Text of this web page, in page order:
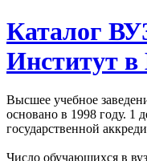
Каталог
Институт
Высшее учебное
основано в 1998 году. 1
государственной
Число обучающихся в